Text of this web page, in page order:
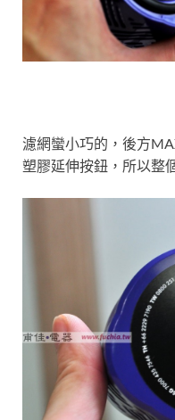
濾網蠻小巧的，後方
塑膠延伸按鈕，所以整